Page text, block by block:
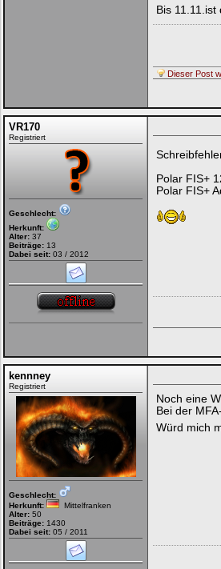
Bis
Dieser Post
VR170
Registriert
Geschlecht:
Herkunft:
Alter: 37
Beiträge: 13
Dabei seit: 03 / 2012
Polar FIS+
Polar FIS+
kennney
Registriert
Geschlecht:
Herkunft:
Mittelfranken
Alter: 50
Beiträge: 1430
Dabei seit: 05 / 2011
Noch eine
Bei der
Würd mich